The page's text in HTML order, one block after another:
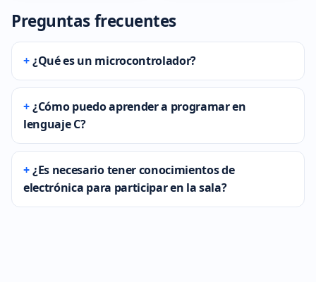
Preguntas frecuentes
¿Qué es un microcontrolador?
¿Cómo puedo aprender a programar en
lenguaje C?
¿Es necesario tener conocimientos de
electrónica para participar en la sala?